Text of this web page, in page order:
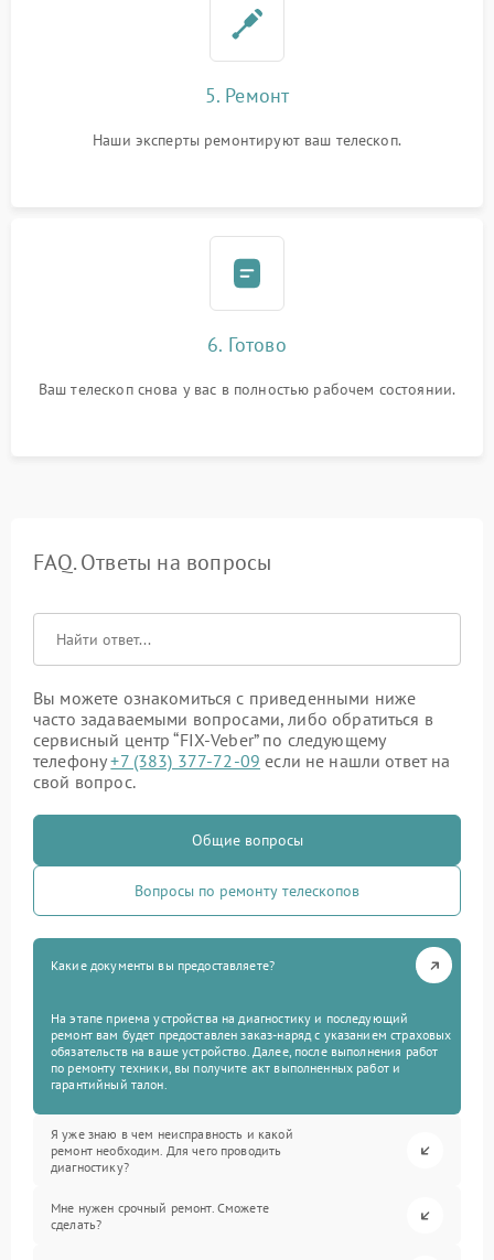
5. Ремонт
Наши эксперты ремонтируют ваш телескоп.
6. Готово
Ваш телескоп снова у вас в полностью рабочем состоянии.
FAQ. Ответы на вопросы
Вы можете ознакомиться с приведенными ниже
часто задаваемыми вопросами, либо обратиться в
сервисный центр “FIX-Veber” по следующему
телефону+7 (383) 377-72-09 если не нашли ответ на
свой вопрос.
Общие вопросы
Вопросы по ремонту телескопов
Какие документы вы предоставляете?
На этапе приема устройства на диагностику и последующий
ремонт вам будет предоставлен заказ-наряд с указанием страховых
обязательств на ваше устройство. Далее, после выполнения работ
по ремонту техники, вы получите акт выполненных работ и
гарантийный талон.
Я уже знаю в чем неисправность и какой
ремонт необходим. Для чего проводить
диагностику?
Мне нужен срочный ремонт. Сможете
сделать?